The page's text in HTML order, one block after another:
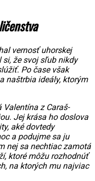
vernosť uhorskej
si, že svoj sľub nikdy
Po čase však
naštrbia ideály, ktorým
z Caraš-
Jej krása ho doslova
aké dovtedy
a podujme sa ju
nej sa nechtiac zamotá
ktoré môžu rozhodnúť
na ktorých mu najviac